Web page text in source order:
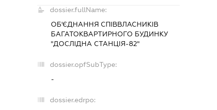
dossier.fullName:
ОБ'ЄДНАННЯ СПІВВЛАСНИКІВ
БАГАТОКВАРТИРНОГО БУДИНКУ
"ДОСЛІДНА СТАНЦІЯ-82"
dossier.opfSubType:
-
dossier.edrpo: